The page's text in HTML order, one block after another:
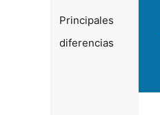
Principales
diferencias